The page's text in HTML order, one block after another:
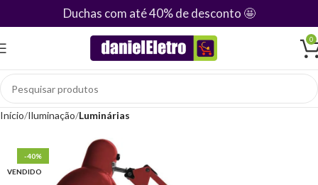
Duchas com até 40% de desconto 🤩
0
Início Iluminação Luminárias
-40%
VENDIDO